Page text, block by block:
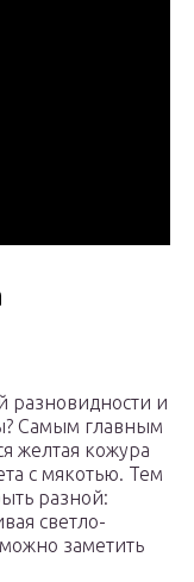
разновидности и
Самым главным
желтая кожура
с мякотью. Тем
разной:
светло-
заметить